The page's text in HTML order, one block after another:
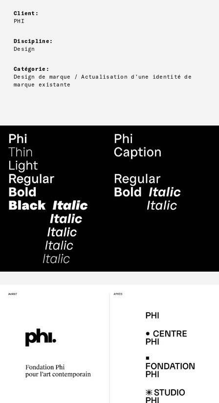
Client:
PHI
Discipline:
Design
Catégorie:
Design de marque / Actualisation d’une identité de
marque existante